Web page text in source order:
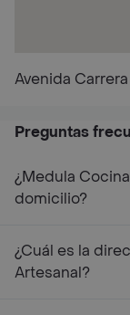
Avenida
Preguntas
¿Medula
domicilio?
¿Cuál es la
Artesanal?